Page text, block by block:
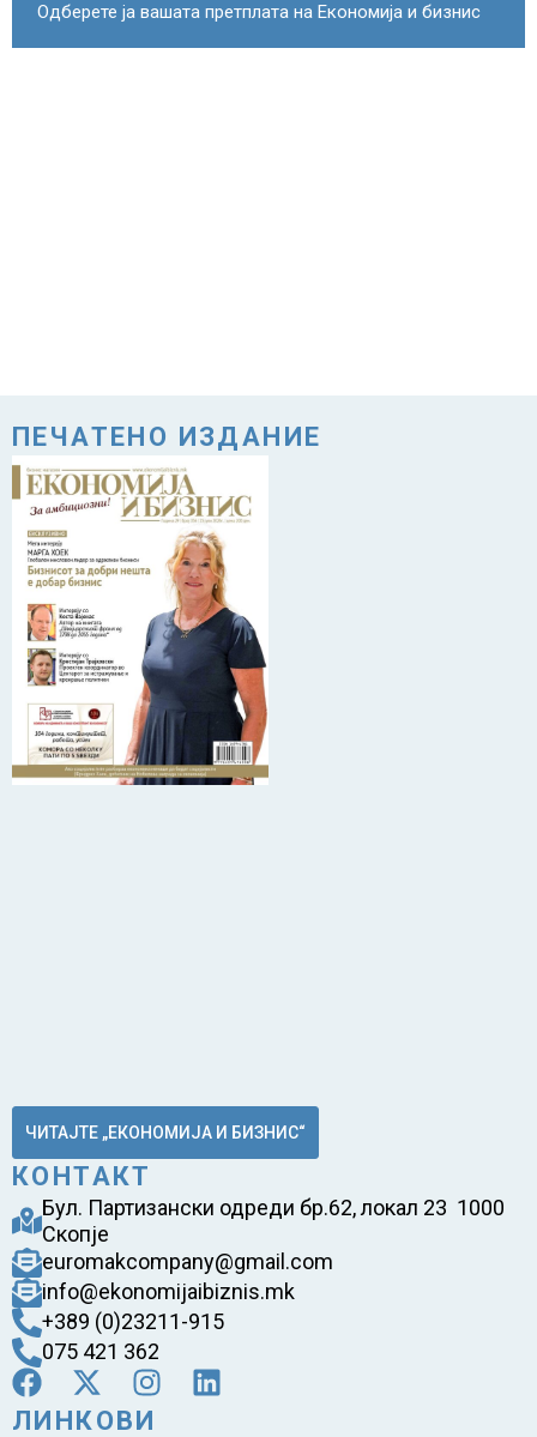
Одберете ја вашата претплата на Економија и бизнис
ПЕЧАТЕНО ИЗДАНИЕ
ЧИТАЈТЕ „ЕКОНОМИЈА И БИЗНИС“
КОНТАКТ
Бул. Партизански одреди бр.62, локал 23 1000
Скопје
euromakcompany@gmail.com
info@ekonomijaibiznis.mk
+389 (0)23211-915
075 421 362
ЛИНКОВИ